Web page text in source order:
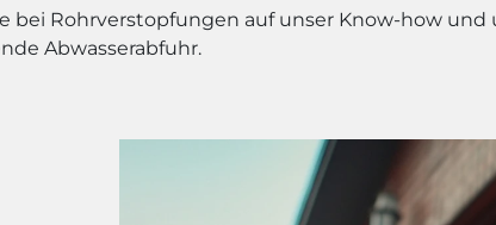
bei Rohrverstopfungen auf unser Know-how
Abwasserabfuhr.